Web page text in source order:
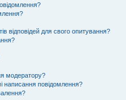
відповідей для свого опитування?
модератору?
написання повідомлення?